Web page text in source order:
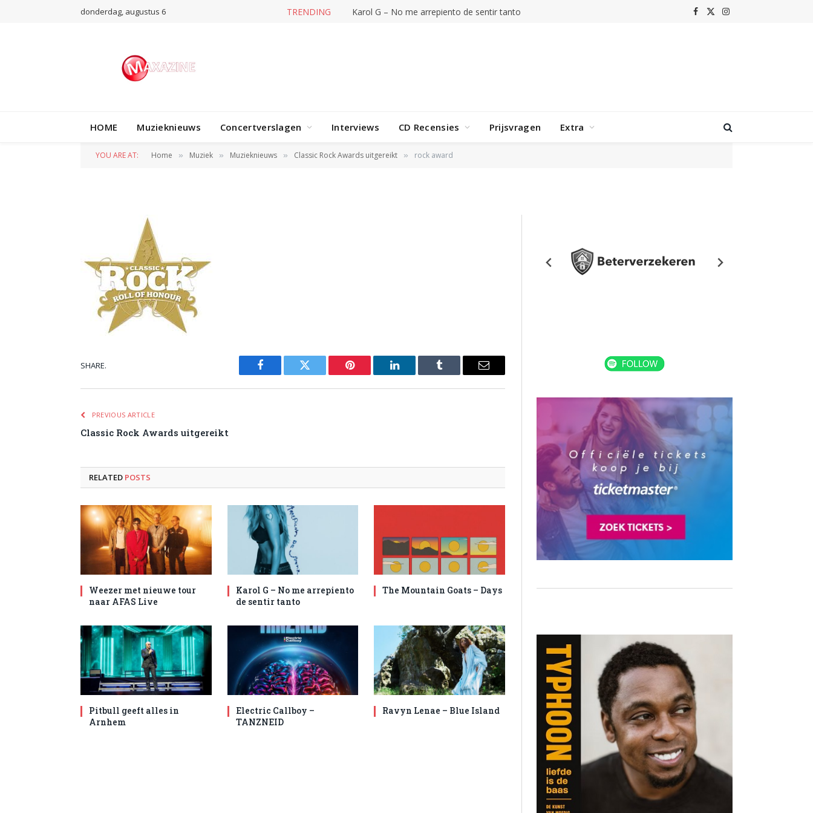
donderdag, augustus 6 TRENDING Karol G – No me arrepiento de sentir tanto Facebook
X
Instagram
HOME Muzieknieuws Concertverslagen Interviews CD Recensies Prijsvragen Extra
YOU ARE AT: Home » Muziek » Muzieknieuws » Classic Rock Awards uitgereikt » rock award
rock award
SHARE.
Facebook Twitter Pinterest LinkedIn Tumblr Email
PREVIOUS ARTICLE
Classic Rock Awards uitgereikt
RELATED POSTS
Weezer met nieuwe tour
naar AFAS Live
Karol G – No me arrepiento
de sentir tanto
The Mountain Goats – Days
Pitbull geeft alles in
Arnhem
Electric Callboy –
TANZNEID
Ravyn Lenae – Blue Island